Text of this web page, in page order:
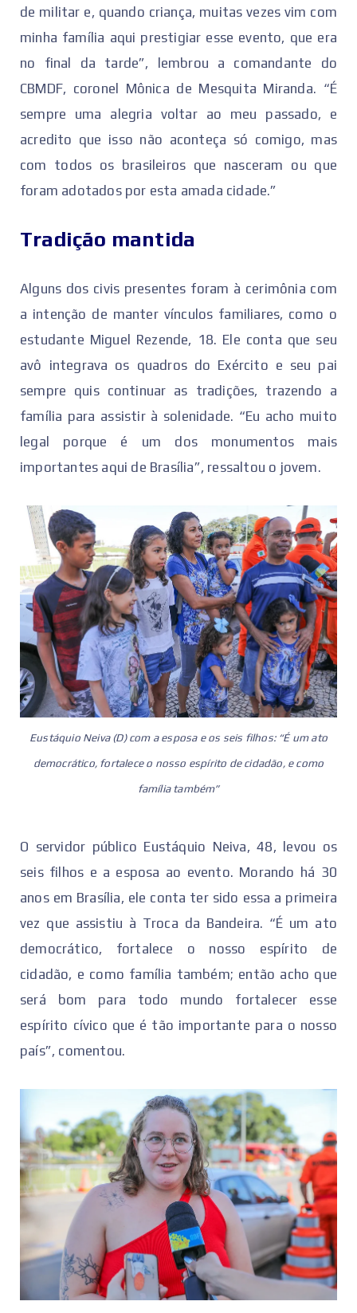
de militar e, quando criança, muitas vezes vim com
minha família aqui prestigiar esse evento, que era
no final da tarde”, lembrou a comandante do
CBMDF, coronel Mônica de Mesquita Miranda. “É
sempre uma alegria voltar ao meu passado, e
acredito que isso não aconteça só comigo, mas
com todos os brasileiros que nasceram ou que
foram adotados por esta amada cidade.”
Tradição mantida
Alguns dos civis presentes foram à cerimônia com
a intenção de manter vínculos familiares, como o
estudante Miguel Rezende, 18. Ele conta que seu
avô integrava os quadros do Exército e seu pai
sempre quis continuar as tradições, trazendo a
família para assistir à solenidade. “Eu acho muito
legal porque é um dos monumentos mais
importantes aqui de Brasília”, ressaltou o jovem.
Eustáquio Neiva (D) com a esposa e os seis filhos: “É um ato
democrático, fortalece o nosso espírito de cidadão, e como
família também”
O servidor público Eustáquio Neiva, 48, levou os
seis filhos e a esposa ao evento. Morando há 30
anos em Brasília, ele conta ter sido essa a primeira
vez que assistiu à Troca da Bandeira. “É um ato
democrático, fortalece o nosso espírito de
cidadão, e como família também; então acho que
será bom para todo mundo fortalecer esse
espírito cívico que é tão importante para o nosso
país”, comentou.